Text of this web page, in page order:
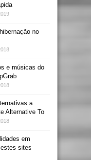
no
e músicas do
a
Alternative To
em
sites